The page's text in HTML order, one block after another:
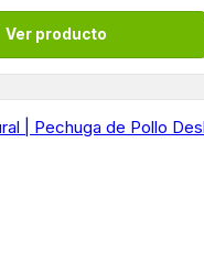
Ver producto